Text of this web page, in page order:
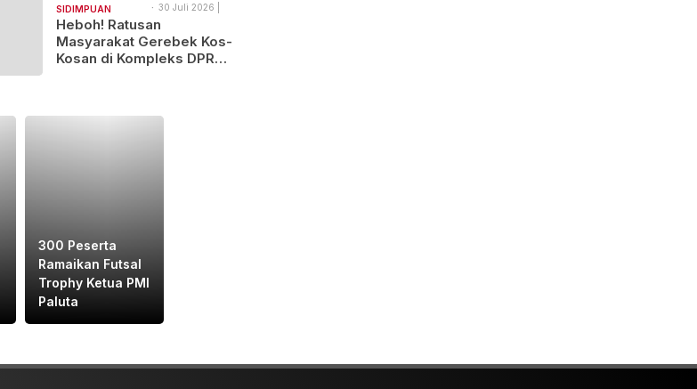
SIDIMPUAN
NAJEGES
30 Juli 2026 |
11:35
Heboh! Ratusan
Masyarakat Gerebek Kos-
Kosan di Kompleks DPR
300 Peserta
Ramaikan Futsal
Trophy Ketua PMI
Paluta